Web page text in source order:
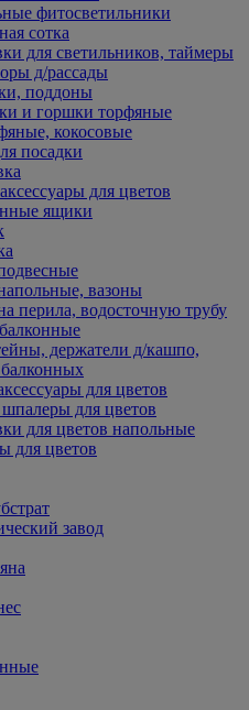
фитосветильники
сотка
для светильников, таймеры
д/рассады
поддоны
и горшки торфяные
кокосовые
посадки
для цветов
ящики
вазоны
перила, водосточную трубу
держатели д/кашпо,
для цветов
для цветов
для цветов напольные
для цветов
завод